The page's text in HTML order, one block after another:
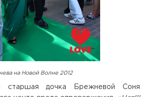
на Новой Волне 2012
старшая дочка Брежневой Соня